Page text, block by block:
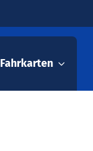
Fahrkarten